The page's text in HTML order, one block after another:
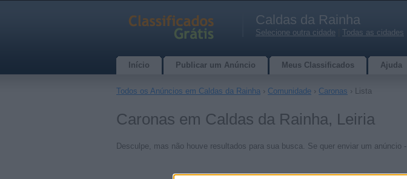
Caldas da Rainha
Selecione outra cidade Todas as cidades
Início Publicar um Anúncio Meus Classificados Ajuda
Todos os Anúncios em Caldas da Rainha › Comunidade › Caronas › Lista
Caronas em Caldas da Rainha, Leiria
Desculpe, mas não houve resultados para sua busca. Se quer enviar um anúncio -